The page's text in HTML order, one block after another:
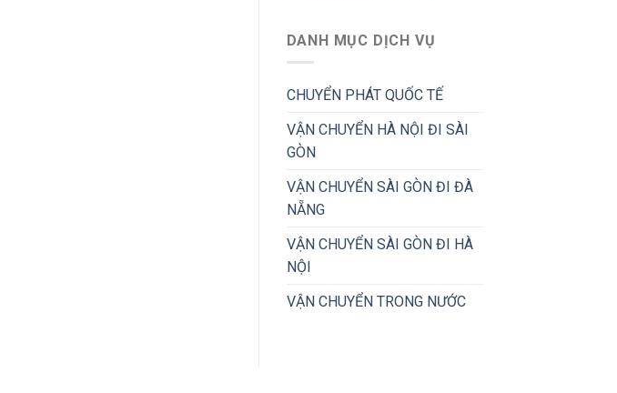
DANH MỤC DỊCH VỤ
CHUYỂN PHÁT QUỐC TẾ
VẬN CHUYỂN HÀ NỘI ĐI SÀI
GÒN
VẬN CHUYỂN SÀI GÒN ĐI ĐÀ
NẴNG
VẬN CHUYỂN SÀI GÒN ĐI HÀ
NỘI
VẬN CHUYỂN TRONG NƯỚC